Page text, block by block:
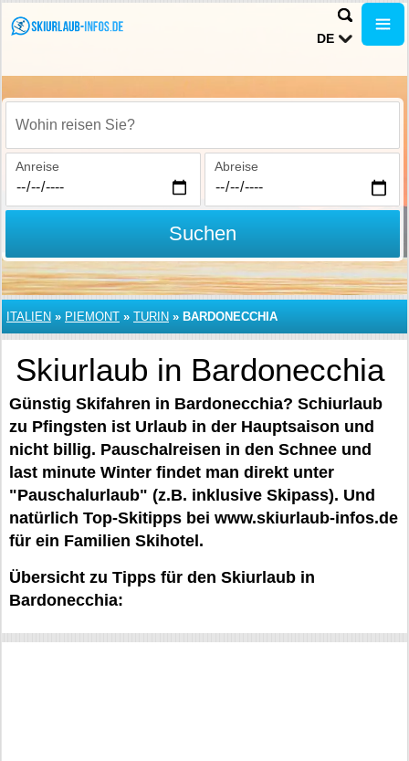
DE
Wohin reisen Sie?
Anreise Abreise
Suchen
ITALIEN » PIEMONT » TURIN » BARDONECCHIA
Skiurlaub in Bardonecchia
Günstig Skifahren in Bardonecchia? Schiurlaub
zu Pfingsten ist Urlaub in der Hauptsaison und
nicht billig. Pauschalreisen in den Schnee und
last minute Winter findet man direkt unter
"Pauschalurlaub" (z.B. inklusive Skipass). Und
natürlich Top-Skitipps bei www.skiurlaub-infos.de
für ein Familien Skihotel.
Übersicht zu Tipps für den Skiurlaub in
Bardonecchia: